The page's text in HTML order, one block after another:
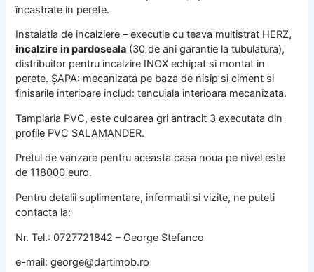
încastrate in perete.
Instalatia de incalziere – executie cu teava multistrat HERZ,
incalzire in pardoseala (30 de ani garantie la tubulatura),
distribuitor pentru incalzire INOX echipat si montat in
perete. ȘAPA: mecanizata pe baza de nisip si ciment si
finisarile interioare includ: tencuiala interioara mecanizata.
Tamplaria PVC, este culoarea gri antracit 3 executata din
profile PVC SALAMANDER.
Pretul de vanzare pentru aceasta casa noua pe nivel este
de 118000 euro.
Pentru detalii suplimentare, informatii si vizite, ne puteti
contacta la:
Nr. Tel.: 0727721842 – George Stefanco
e-mail: george@dartimob.ro